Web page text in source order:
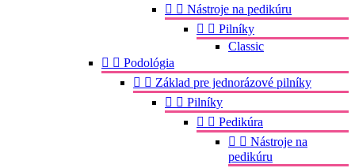
  Nástroje na pedikúru
  Pilníky
Classic
  Podológia
  Základ pre jednorázové pilníky
  Pilníky
  Pedikúra
  Nástroje na
pedikúru